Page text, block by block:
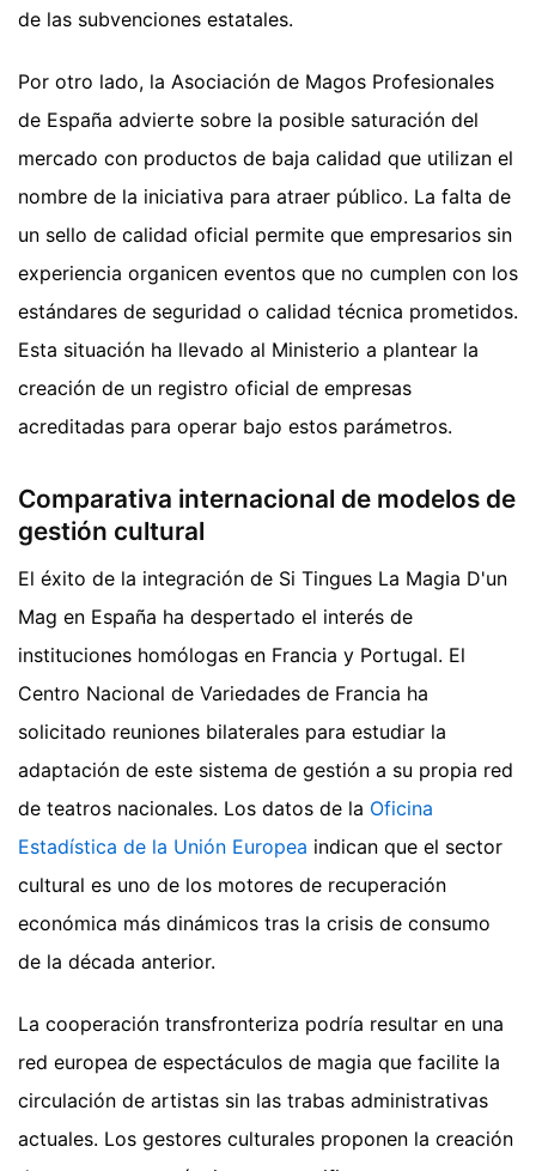
de las subvenciones estatales.
Por otro lado, la Asociación de Magos Profesionales
de España advierte sobre la posible saturación del
mercado con productos de baja calidad que utilizan el
nombre de la iniciativa para atraer público. La falta de
un sello de calidad oficial permite que empresarios sin
experiencia organicen eventos que no cumplen con los
estándares de seguridad o calidad técnica prometidos.
Esta situación ha llevado al Ministerio a plantear la
creación de un registro oficial de empresas
acreditadas para operar bajo estos parámetros.
Comparativa internacional de modelos de
gestión cultural
El éxito de la integración de Si Tingues La Magia D'un
Mag en España ha despertado el interés de
instituciones homólogas en Francia y Portugal. El
Centro Nacional de Variedades de Francia ha
solicitado reuniones bilaterales para estudiar la
adaptación de este sistema de gestión a su propia red
de teatros nacionales. Los datos de la Oficina
Estadística de la Unión Europea indican que el sector
cultural es uno de los motores de recuperación
económica más dinámicos tras la crisis de consumo
de la década anterior.
La cooperación transfronteriza podría resultar en una
red europea de espectáculos de magia que facilite la
circulación de artistas sin las trabas administrativas
actuales. Los gestores culturales proponen la creación